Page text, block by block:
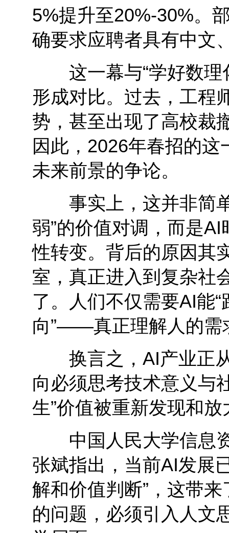
5%提升至20%-30%。
确要求应聘者具有中文
这一幕与“学好数理
形成对比。过去，工程
势，甚至出现了高校裁
因此，2026年春招的
未来前景的争论。
事实上，这并非简单
弱”的价值对调，而是
性转变。背后的原因其
室，真正进入到复杂社
了。人们不仅需要AI能“
向”——真正理解人的需
换言之，AI产业正从
向必须思考技术意义与
生”价值被重新发现和
中国人民大学信息资
张斌指出，当前AI发展
解和价值判断”，这带
的问题，必须引入人文